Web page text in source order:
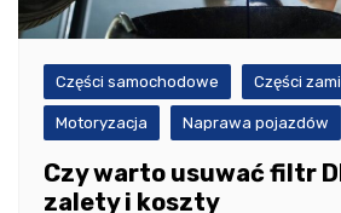
Części samochodowe Części
Motoryzacja Naprawa pojazdów
Czy warto usuwać filtr
zalety i koszty